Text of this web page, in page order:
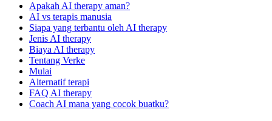
Apakah AI therapy aman?
AI vs terapis manusia
Siapa yang terbantu oleh AI therapy
Jenis AI therapy
Biaya AI therapy
Tentang Verke
Mulai
Alternatif terapi
FAQ AI therapy
Coach AI mana yang cocok buatku?